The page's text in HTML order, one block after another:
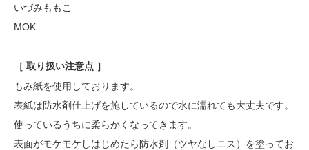
いづみももこ
MOK
［ 取り扱い注意点 ］
もみ紙を使用しております。
表紙は防水剤仕上げを施しているので水に濡れても大丈夫です。
使っているうちに柔らかくなってきます。
表面がモケモケしはじめたら防水剤（ツヤなしニス）を塗ってお